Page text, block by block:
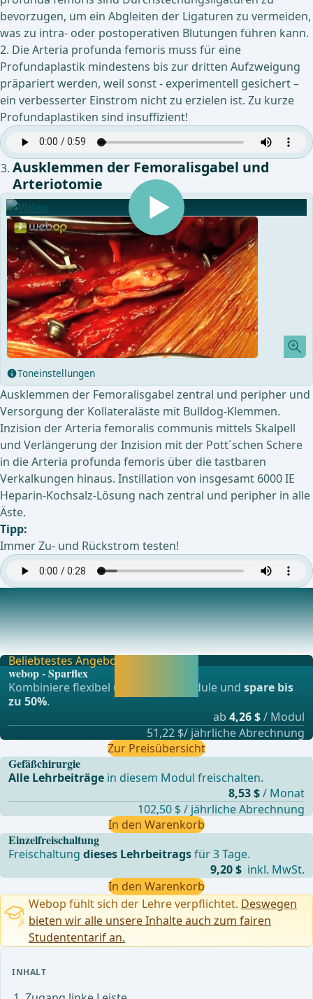
INHALT
bevorzugen, um ein Abgleiten der Ligaturen zu vermeiden,
was zu intra- oder postoperativen Blutungen führen kann.
2. Die Arteria profunda femoris muss für eine
Profundaplastik mindestens bis zur dritten Aufzweigung
präpariert werden, weil sonst - experimentell gesichert –
ein verbesserter Einstrom nicht zu erzielen ist. Zu kurze
Profundaplastiken sind insuffizient!
Ausklemmen der Femoralisgabel und
Arteriotomie
Toneinstellungen
Ausklemmen der Femoralisgabel zentral und peripher und
Versorgung der Kollateraläste mit Bulldog-Klemmen.
Inzision der Arteria femoralis communis mittels Skalpell
und Verlängerung der Inzision mit der Pott´schen Schere
in die Arteria profunda femoris über die tastbaren
Verkalkungen hinaus. Instillation von insgesamt 6000 IE
Heparin-Kochsalz-Lösung nach zentral und peripher in alle
Äste.
Tipp:
Immer Zu- und Rückstrom testen!
TEA der Femoralisgabel
Mittels Gefäßspatel Aufsuchen einer geeigneten
Dissektionsebene (entweder Intima- oder Adventitiana
Einzelfreischaltung
Freischaltungdieses Lehrbeitragsfür 3 Tage.
9,20 $ inkl. MwSt.
In den Warenkorb
Beliebtestes Angebot
webop - Sparflex
Kombiniere flexibel unsere Lernmodule undspare bis
zu 50%.
ab 4,26 $/ Modul
51,22 $/ jährliche Abrechnung
Zur Preisübersicht
Gefäßchirurgie
Alle Lehrbeiträge in diesem Modul freischalten.
8,53 $/ Monat
102,50 $ / jährliche Abrechnung
In den Warenkorb
Webop fühlt sich der Lehre verpflichtet. Deswegen
bieten wir alle unsere Inhalte auch zum fairen
Studententarif an.